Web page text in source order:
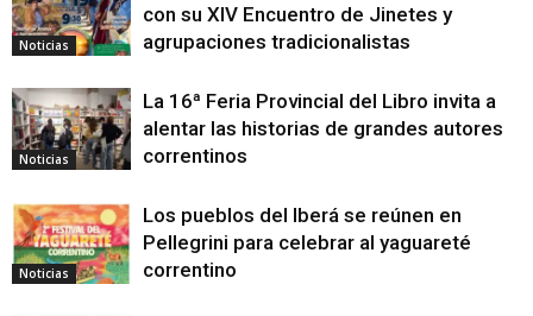
Noticias
con su XIV Encuentro de Jinetes y
agrupaciones tradicionalistas
Noticias
La 16ª Feria Provincial del Libro invita a
alentar las historias de grandes autores
correntinos
Noticias
Los pueblos del Iberá se reúnen en
Pellegrini para celebrar al yaguareté
correntino